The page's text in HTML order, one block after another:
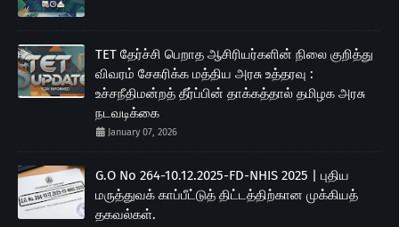
TET தேர்ச்சி பெறாத ஆசிரியர்களின் நிலை குறித்து
விவரம் சேகரிக்க மத்திய அரசு உத்தரவு :
உச்சநீதிமன்றத் தீர்ப்பின் தாக்கத்தால் தமிழக அரசு
நடவடிக்கை
January 07, 2026
G.O No 264-10.12.2025-FD-NHIS 2025 | புதிய
மருத்துவக் காப்பீட்டுத் திட்டத்திற்கான முக்கியத்
தகவல்கள்.